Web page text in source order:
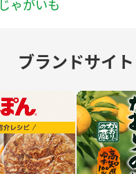
じゃがいも
ブランドサイト